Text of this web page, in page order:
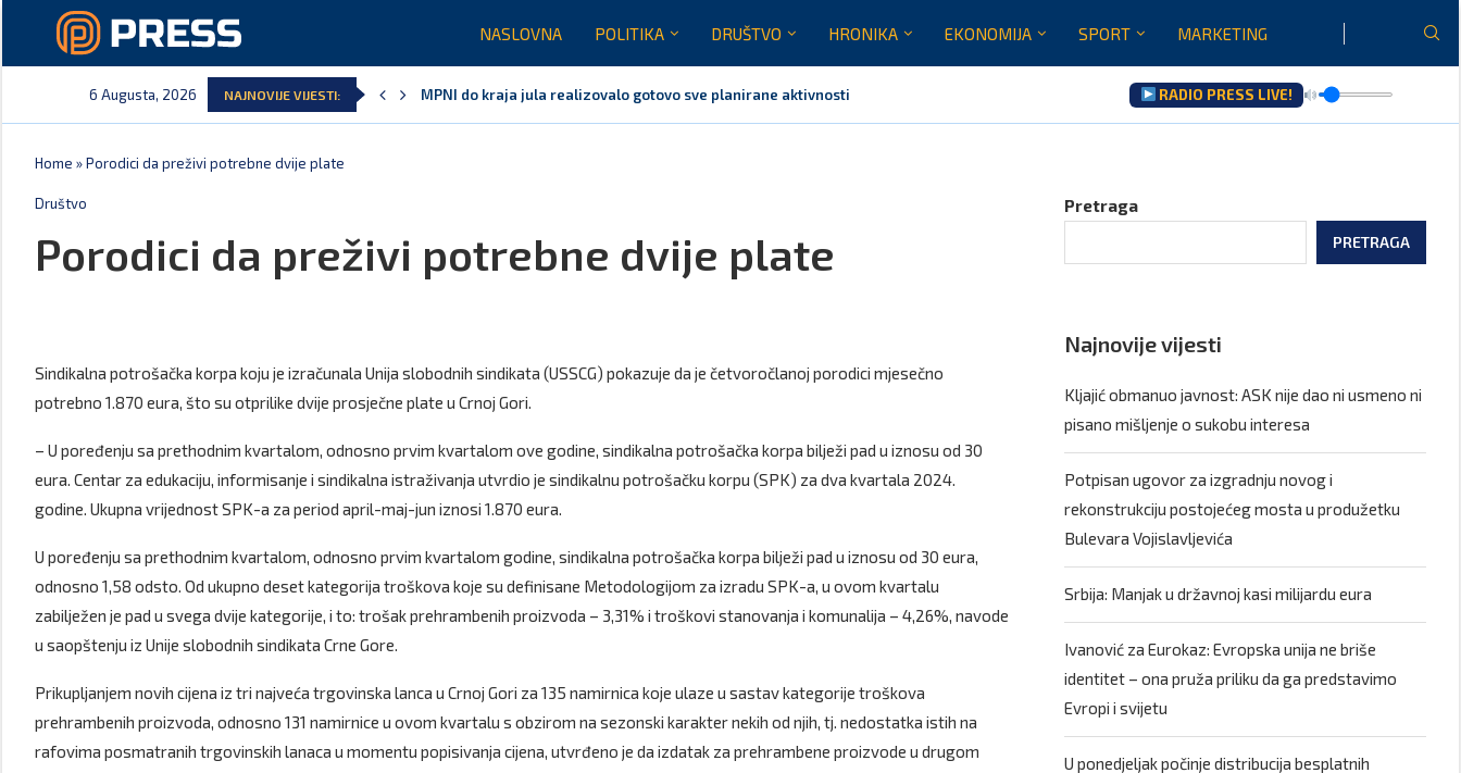
NASLOVNA POLITIKA DRUŠTVO HRONIKA EKONOMIJA SPORT MARKETING
6 Augusta, 2026 NAJNOVIJE VIJESTI:
MPNI do kraja jula realizovalo gotovo sve planirane aktivnosti
U prethodnih pet godina: Vučić tri puta odbio da glasa Rezoluciju...
MCP odgovorila Vučiću: Nedopustivo političko tumačenje litija i crkvenih pitanja
Andrić: Crnoj Gori nije bilo mjesto na obilježavanju „Oluje“
Spajić: Gusinje primjer sredine u kojoj se različiti identiteti međusobno uvažavaju...
Vučić čuva Marovića do zastare presude
RADIO PRESS LIVE!
Home »Porodici da preživi potrebne dvije plate
Društvo
Porodici da preživi potrebne dvije plate
Sindikalna potrošačka korpa koju je izračunala Unija slobodnih sindikata (USSCG) pokazuje da je četvoročlanoj porodici mjesečno
potrebno 1.870 eura, što su otprilike dvije prosječne plate u Crnoj Gori.
– U poređenju sa prethodnim kvartalom, odnosno prvim kvartalom ove godine, sindikalna potrošačka korpa bilježi pad u iznosu od 30
eura. Centar za edukaciju, informisanje i sindikalna istraživanja utvrdio je sindikalnu potrošačku korpu (SPK) za dva kvartala 2024.
godine. Ukupna vrijednost SPK-a za period april-maj-jun iznosi 1.870 eura.
U poređenju sa prethodnim kvartalom, odnosno prvim kvartalom godine, sindikalna potrošačka korpa bilježi pad u iznosu od 30 eura,
odnosno 1,58 odsto. Od ukupno deset kategorija troškova koje su definisane Metodologijom za izradu SPK-a, u ovom kvartalu
zabilježen je pad u svega dvije kategorije, i to: trošak prehrambenih proizvoda – 3,31% i troškovi stanovanja i komunalija – 4,26%, navode
u saopštenju iz Unije slobodnih sindikata Crne Gore.
Prikupljanjem novih cijena iz tri najveća trgovinska lanca u Crnoj Gori za 135 namirnica koje ulaze u sastav kategorije troškova
prehrambenih proizvoda, odnosno 131 namirnice u ovom kvartalu s obzirom na sezonski karakter nekih od njih, tj. nedostatka istih na
rafovima posmatranih trgovinskih lanaca u momentu popisivanja cijena, utvrđeno je da izdatak za prehrambene proizvode u drugom
Pretraga
PRETRAGA
Najnovije vijesti
Kljajić obmanuo javnost: ASK nije dao ni usmeno ni
pisano mišljenje o sukobu interesa
Potpisan ugovor za izgradnju novog i
rekonstrukciju postojećeg mosta u produžetku
Bulevara Vojislavljevića
Srbija: Manjak u državnoj kasi milijardu eura
Ivanović za Eurokaz: Evropska unija ne briše
identitet – ona pruža priliku da ga predstavimo
Evropi i svijetu
U ponedjeljak počinje distribucija besplatnih